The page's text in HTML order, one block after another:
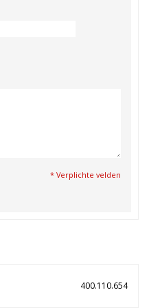
* Verplichte velden
400.110.654